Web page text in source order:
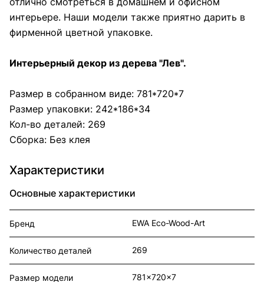
интерьере. Наши модели также приятно дарить в
фирменной цветной упаковке.
Интерьерный декор из дерева "Лев".
Размер в собранном виде: 781*720*7
Размер упаковки: 242*186*34
Кол-во деталей: 269
Сборка: Без клея
Характеристики
Основные характеристики
Бренд EWA Eco-Wood-Art
Количество деталей 269
Размер модели 781x720x7